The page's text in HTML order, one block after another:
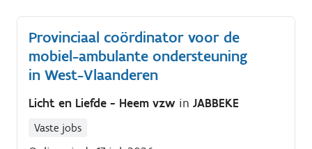
Provinciaal coördinator voor de
mobiel-ambulante ondersteuning
in West-Vlaanderen
Licht en Liefde - Heem vzw in JABBEKE
Vaste jobs